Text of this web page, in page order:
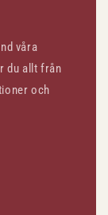
våra
du allt från
och